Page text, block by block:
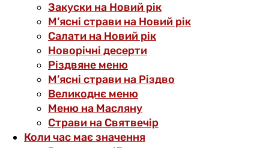
Закуски на Новий рік
М’ясні страви на Новий рік
Салати на Новий рік
Новорічні десерти
Різдвяне меню
М’ясні страви на Різдво
Великоднє меню
Меню на Масляну
Страви на Святвечір
Коли час має значення